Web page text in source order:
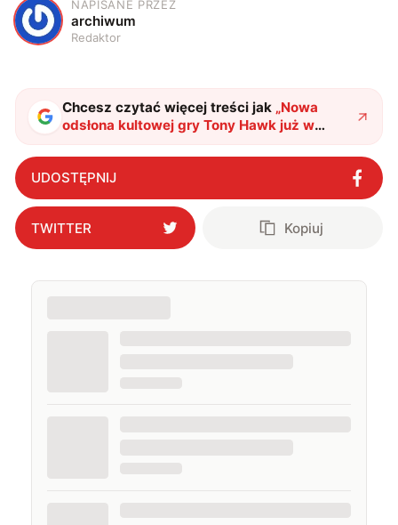
A
NAPISANE PRZEZ
archiwum
Redaktor
Chcesz czytać więcej treści jak „Nowa
odsłona kultowej gry Tony Hawk już w
Polsce!"?
UDOSTĘPNIJ
TWITTER Kopiuj